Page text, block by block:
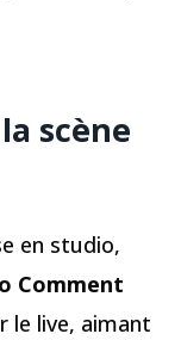
scène
en studio,
Comment
le live, aimant